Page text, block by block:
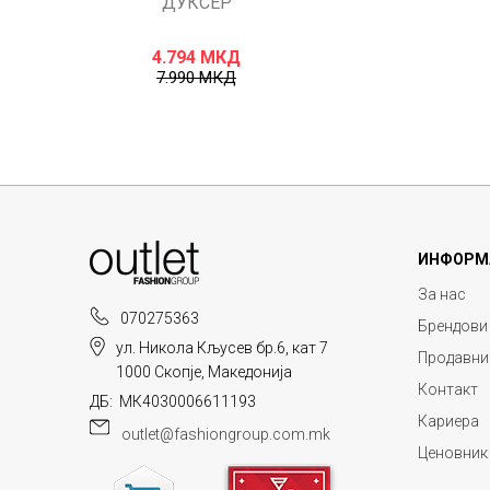
4.794 МКД
7.990МКД
070275363
ул. Никола Кљусев бр.6, кат 7
1000 Скопје, Македонија
ДБ: МК4030006611193
outlet@fashiongroup.com.mk
За нас
Брендови
Контакт
Кариера
Ценовник